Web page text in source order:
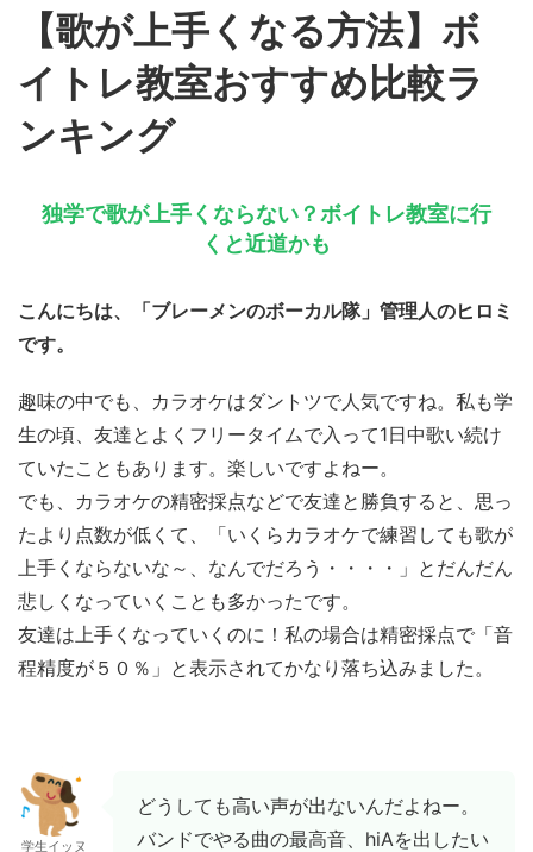
【歌が上手くなる方法】ボ
イトレ教室おすすめ比較ラ
ンキング
独学で歌が上手くならない？ボイトレ教室に行
くと近道かも
こんにちは、「ブレーメンのボーカル隊」管理人のヒロミ
です。
趣味の中でも、カラオケはダントツで人気ですね。私も学
生の頃、友達とよくフリータイムで入って1日中歌い続け
ていたこともあります。楽しいですよねー。
でも、カラオケの精密採点などで友達と勝負すると、思っ
たより点数が低くて、「いくらカラオケで練習しても歌が
上手くならないな～、なんでだろう・・・・」とだんだん
悲しくなっていくことも多かったです。
友達は上手くなっていくのに！私の場合は精密採点で「音
程精度が５０％」と表示されてかなり落ち込みました。
学生イッヌ
どうしても高い声が出ないんだよねー。
バンドでやる曲の最高音、hiAを出したい